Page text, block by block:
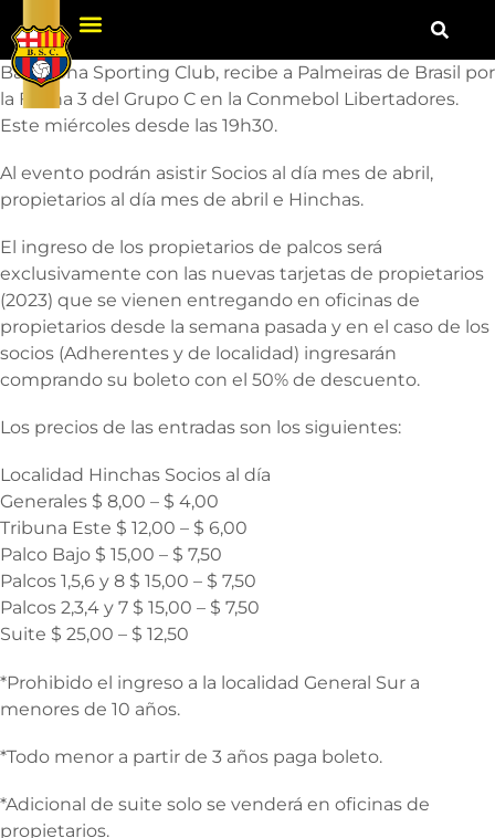
Barcelona Sporting Club, recibe a Palmeiras de Brasil por
la Fecha 3 del Grupo C en la Conmebol Libertadores.
Este miércoles desde las 19h30.
Al evento podrán asistir Socios al día mes de abril,
propietarios al día mes de abril e Hinchas.
El ingreso de los propietarios de palcos será
exclusivamente con las nuevas tarjetas de propietarios
(2023) que se vienen entregando en oficinas de
propietarios desde la semana pasada y en el caso de los
socios (Adherentes y de localidad) ingresarán
comprando su boleto con el 50% de descuento.
Los precios de las entradas son los siguientes:
Localidad Hinchas Socios al día
Generales $ 8,00 – $ 4,00
Tribuna Este $ 12,00 – $ 6,00
Palco Bajo $ 15,00 – $ 7,50
Palcos 1,5,6 y 8 $ 15,00 – $ 7,50
Palcos 2,3,4 y 7 $ 15,00 – $ 7,50
Suite $ 25,00 – $ 12,50
*Prohibido el ingreso a la localidad General Sur a
menores de 10 años.
*Todo menor a partir de 3 años paga boleto.
*Adicional de suite solo se venderá en oficinas de
propietarios.